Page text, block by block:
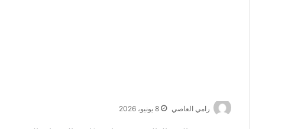
رامي العاصي 8 يونيو، 2026